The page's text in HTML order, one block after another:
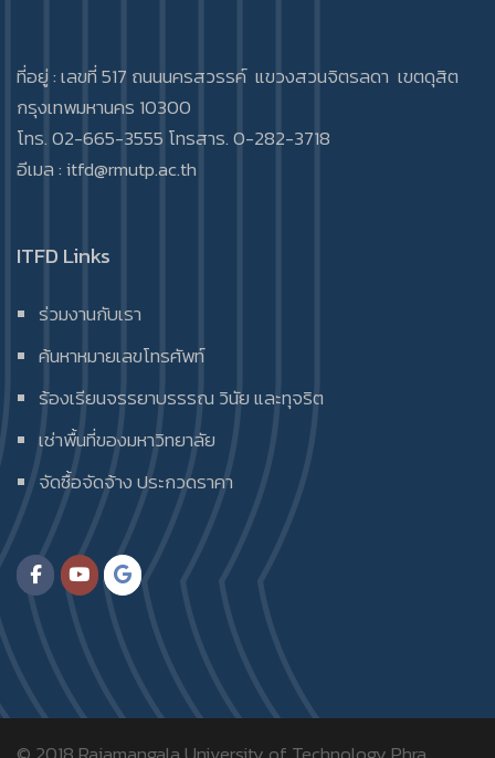
ที่อยู่ : เลขที่ 517 ถนนนครสวรรค์ แขวงสวนจิตรลดา เขตดุสิต
กรุงเทพมหานคร 10300
โทร. 02-665-3555 โทรสาร. 0-282-3718
อีเมล :itfd@rmutp.ac.th
ITFD Links
ร่วมงานกับเรา
ค้นหาหมายเลขโทรศัพท์
ร้องเรียนจรรยาบรรรณ วินัย และทุจริต
เช่าพื้นที่ของมหาวิทยาลัย
จัดซื้อจัดจ้าง ประกวดราคา